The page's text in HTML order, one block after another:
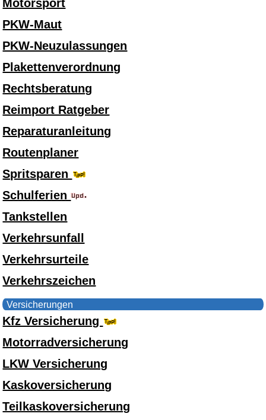
Motorsport
PKW-Maut
PKW-Neuzulassungen
Plakettenverordnung
Rechtsberatung
Reimport Ratgeber
Reparaturanleitung
Routenplaner
Spritsparen
Schulferien
Tankstellen
Verkehrsunfall
Verkehrsurteile
Verkehrszeichen
Versicherungen
Kfz Versicherung
Motorradversicherung
LKW Versicherung
Kaskoversicherung
Teilkaskoversicherung